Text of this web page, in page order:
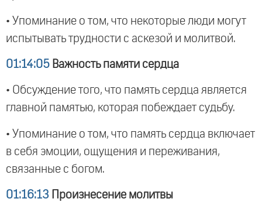
• Упоминание о том, что некоторые люди могут
испытывать трудности с аскезой и молитвой.
01:14:05 Важность памяти сердца
• Обсуждение того, что память сердца является
главной памятью, которая побеждает судьбу.
• Упоминание о том, что память сердца включает
в себя эмоции, ощущения и переживания,
связанные с богом.
01:16:13 Произнесение молитвы